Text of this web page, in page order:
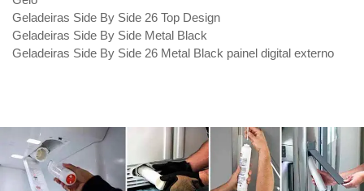
Geladeiras Side By Side 26 Top Design
Geladeiras Side By Side Metal Black
Geladeiras Side By Side 26 Metal Black painel digital externo